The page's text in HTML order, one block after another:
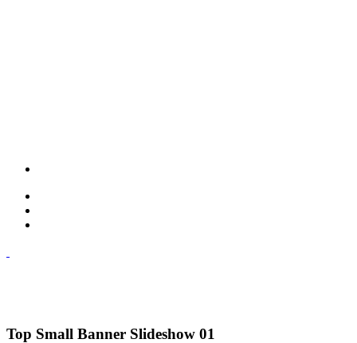
Top Small Banner Slideshow 01